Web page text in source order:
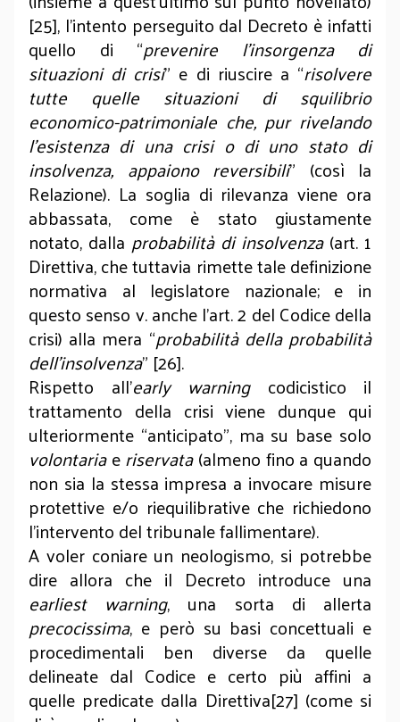
[25], l’intento perseguito dal Decreto è infatti
quello di “prevenire l’insorgenza di
situazioni di crisi” e di riuscire a “risolvere
tutte quelle situazioni di squilibrio
economico-patrimoniale che, pur rivelando
l’esistenza di una crisi o di uno stato di
insolvenza, appaiono reversibili” (così la
Relazione). La soglia di rilevanza viene ora
abbassata, come è stato giustamente
notato, dalla probabilità di insolvenza(art. 1
Direttiva, che tuttavia rimette tale definizione
normativa al legislatore nazionale; e in
questo senso v. anche l’art. 2 del Codice della
crisi) alla mera “probabilità della probabilità
dell’insol­venza” [26].
Rispetto all’early warningcodicistico il
trattamento della crisi viene dunque qui
ulteriormente “anticipato”, ma su base solo
volontariaeriservata(almeno fino a quando
non sia la stessa impresa a invocare misure
protettive e/o riequilibrative che richiedono
l’intervento del tribunale fallimentare).
A voler coniare un neologismo, si potrebbe
dire allora che il Decreto introduce una
earliest warning, una sorta di allerta
precocissima, e però su basi concettuali e
procedimentali ben diverse da quelle
delineate dal Codice e certo più affini a
quelle predicate dalla Direttiva[27] (come si